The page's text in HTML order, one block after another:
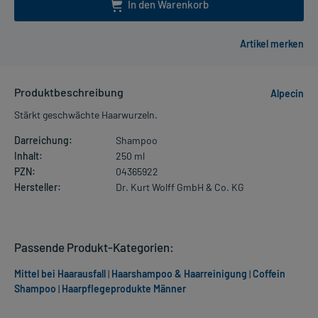
In den Warenkorb
Produktbeschreibung
Alpecin
Stärkt geschwächte Haarwurzeln.
Darreichung:
Shampoo
Inhalt:
250 ml
PZN:
04365922
Hersteller:
Dr. Kurt Wolff GmbH & Co. KG
Passende Produkt-Kategorien:
Mittel bei Haarausfall| Haarshampoo & Haarreinigung |Coffein
Shampoo | Haarpflegeprodukte Männer